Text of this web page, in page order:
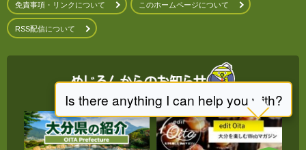
免責事項・リンクについて このホームページについて
RSS配信について